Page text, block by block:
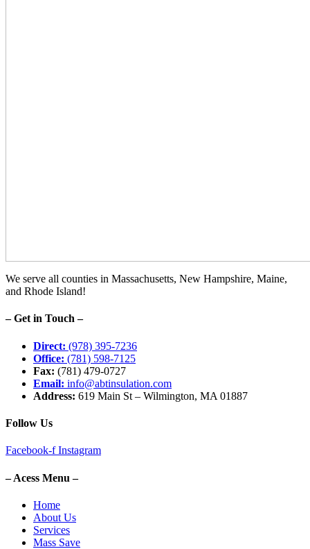
We serve all counties in Massachusetts, New Hampshire, Maine,
and Rhode Island!
– Get in Touch –
Direct: (978) 395-7236
Office: (781) 598-7125
Fax: (781) 479-0727
Email: info@abtinsulation.com
Address: 619 Main St – Wilmington, MA 01887
Follow Us
Facebook-f Instagram
– Acess Menu –
Home
About Us
Services
Mass Save